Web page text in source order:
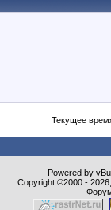
Текущее
Powered by
Copyright ©2000 -